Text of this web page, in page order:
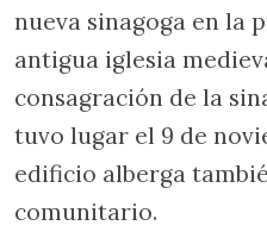
nueva sinagoga en la
antigua iglesia
consagración de la
tuvo lugar el 9 de
edificio alberga
comunitario.